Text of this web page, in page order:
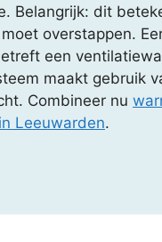
Belangrijk: dit
overstappen.
een
maakt gebruik
Combineer nu
Leeuwarden.